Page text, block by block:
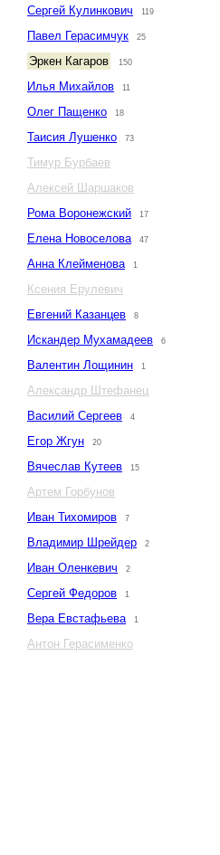
Сергей Кулинкович 119
Павел Герасимчук 25
Эркен Кагаров 150
Илья Михайлов 11
Олег Пащенко 18
Таисия Лушенко 73
Тимур Бурбаев
Алексей Шаршаков
Рома Воронежский
17
Елена Новоселова 47
Анна Клейменова 1
Ксения Ерулевич
Евгений Казанцев
8
Искандер Мухамадеев 6
Валентин Лощинин 1
Александр Штефанец
Василий Сергеев
4
Егор Жгун 20
Вячеслав Кутеев 15
Артем Горбунов
Иван Тихомиров
7
Владимир Шрейдер 2
Иван Оленкевич 2
Сергей Федоров 1
Вера Евстафьева 1
Антон Герасименко